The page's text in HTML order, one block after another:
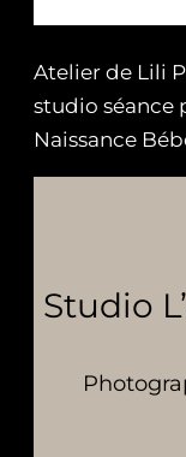
Atelier de Lili
studio séance
Naissance
Studio